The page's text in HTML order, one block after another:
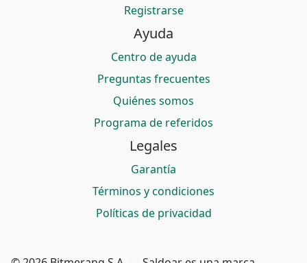
Registrarse
Ayuda
Centro de ayuda
Preguntas frecuentes
Quiénes somos
Programa de referidos
Legales
Garantía
Términos y condiciones
Políticas de privacidad